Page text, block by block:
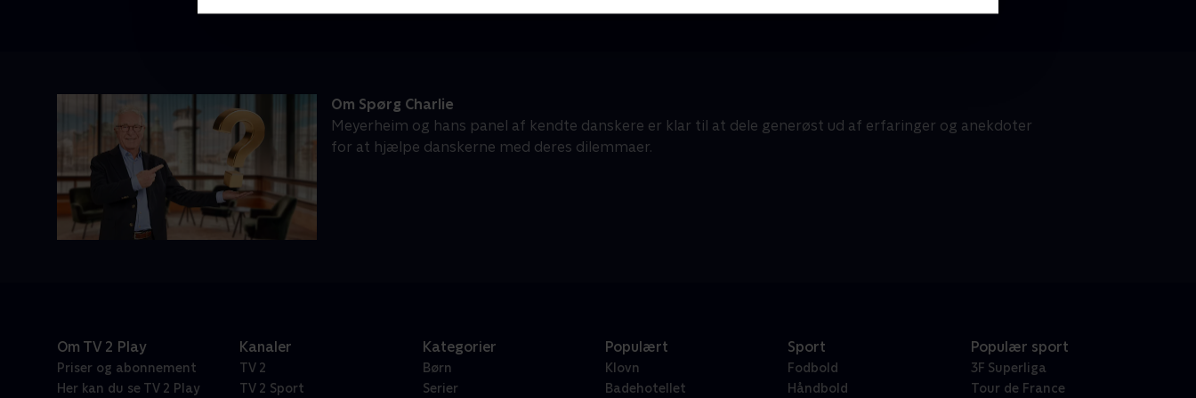
Om Spørg Charlie
Meyerheim og hans panel af kendte danskere er klar til at dele generøst ud af erfaringer og anekdoter
for at hjælpe danskerne med deres dilemmaer.
Om TV 2 Play
Priser og abonnement
Her kan du se TV 2 Play
Kanaler
TV 2
TV 2 Sport
Kategorier
Børn
Serier
Populært
Klovn
Badehotellet
Sport
Fodbold
Håndbold
Populær sport
3F Superliga
Tour de France